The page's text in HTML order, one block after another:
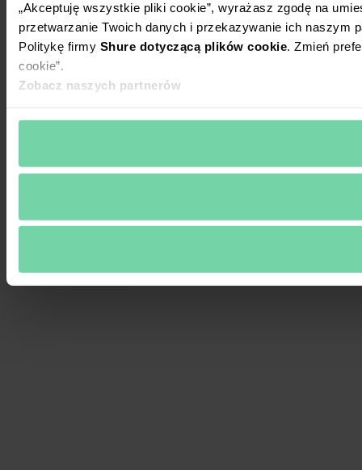
„Akceptuję wszystkie pliki cookie”, wyrażasz zgodę na
przetwarzanie Twoich danych i przekazywanie ich
Politykę firmy Shure dotyczącą plików cookie . Zmień
cookie”.
Zobacz naszych partnerów